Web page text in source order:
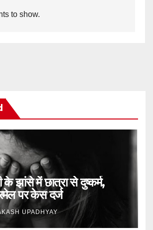
to show.
झांसे में छात्रा से दुष्कर्म,
पर केस दर्ज
UPADHYAY